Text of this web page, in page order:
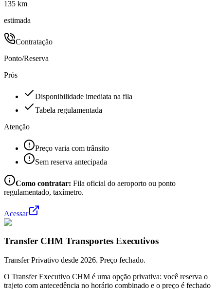
135 km
estimada
Contratação
Ponto/Reserva
Prós
Disponibilidade imediata na fila
Tabela regulamentada
Atenção
Preço varia com trânsito
Sem reserva antecipada
Como contratar: Fila oficial do aeroporto ou ponto
regulamentado, taxímetro.
Acessar
Transfer CHM Transportes Executivos
Transfer Privativo desde 2026. Preço fechado.
O Transfer Executivo CHM é uma opção privativa: você reserva o
trajeto com antecedência no horário combinado e o preço é fechado